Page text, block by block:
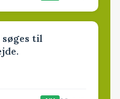
til